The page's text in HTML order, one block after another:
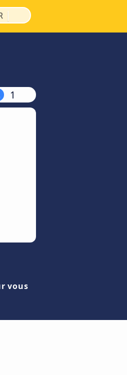
|
1
vous